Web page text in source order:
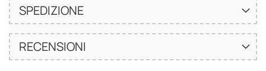
SPEDIZIONE
RECENSIONI